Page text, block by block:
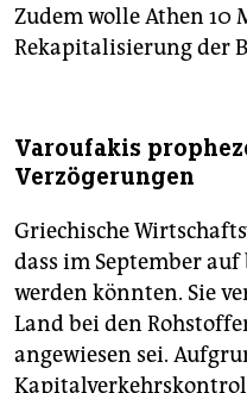
Zudem wolle Athen
Rekapitalisierung der
Varoufakis
Verzögerungen
Griechische
dass im September
werden könnten. Sie
Land bei den
angewiesen sei.